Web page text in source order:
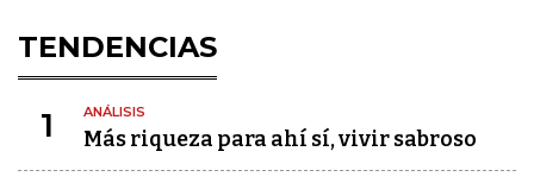
TENDENCIAS
1 ANÁLISIS
Más riqueza para ahí sí, vivir sabroso